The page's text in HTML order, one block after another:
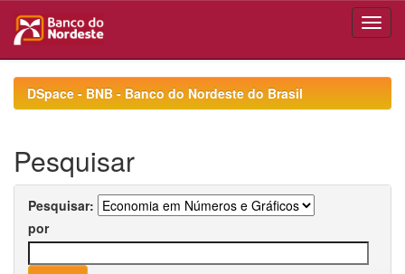
navigationDSpace - BNB - Banco do Nordeste do Brasil
Pesquisar
Pesquisar:
por